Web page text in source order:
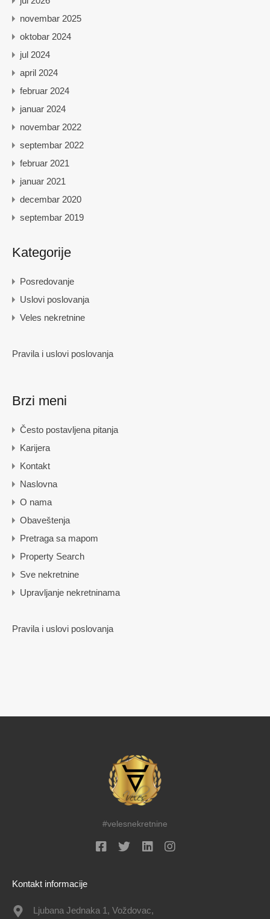
novembar 2025
oktobar 2024
jul 2024
april 2024
februar 2024
januar 2024
novembar 2022
septembar 2022
februar 2021
januar 2021
decembar 2020
septembar 2019
Kategorije
Posredovanje
Uslovi poslovanja
Veles nekretnine
Pravila i uslovi poslovanja
Brzi meni
Često postavljena pitanja
Karijera
Kontakt
Naslovna
O nama
Obaveštenja
Pretraga sa mapom
Property Search
Sve nekretnine
Upravljanje nekretninama
Pravila i uslovi poslovanja
#velesnekretnine
Kontakt informacije
Ljubana Jednaka 1, Voždovac,